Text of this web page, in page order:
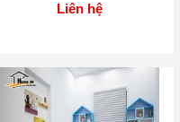
Liên hệ